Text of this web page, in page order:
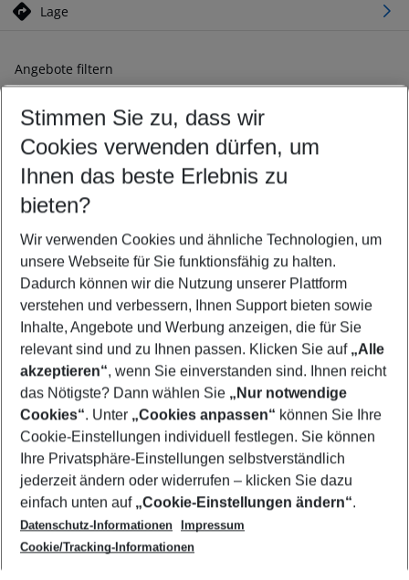
Lage
Angebote filtern
Ändern Sie Ihre Kriterien nach Ihren Wünschen
Abflughafen wählen
Beliebiger Abflughafen
Reisezeitraum wählen
08.08.26– 06.08.27 5-8 Nächte
2 Erwachsene Keine Kinder
Mehr Filter anzeigen
Footer
Footer navigation
Über uns
AGB
Cookie-Einstellungen ändern
Cookie-Richtlinie
Datenschutz
Service & Hilfe
Barrierefreies Reisen
Check-in
Folgen Sie uns
Stimmen Sie zu, dass wir
Cookies verwenden dürfen, um
Ihnen das beste Erlebnis zu
bieten?
Wir verwenden Cookies und ähnliche Technologien, um
unsere Webseite für Sie funktionsfähig zu halten.
Dadurch können wir die Nutzung unserer Plattform
verstehen und verbessern, Ihnen Support bieten sowie
Inhalte, Angebote und Werbung anzeigen, die für Sie
relevant sind und zu Ihnen passen. Klicken Sie auf „Alle
akzeptieren“, wenn Sie einverstanden sind. Ihnen reicht
das Nötigste? Dann wählen Sie „Nur notwendige
Cookies“. Unter „Cookies anpassen“ können Sie Ihre
Cookie-Einstellungen individuell festlegen. Sie können
Ihre Privatsphäre-Einstellungen selbstverständlich
jederzeit ändern oder widerrufen – klicken Sie dazu
einfach unten auf „Cookie-Einstellungen ändern“.
Datenschutz-Informationen
Impressum
Cookie/Tracking-Informationen